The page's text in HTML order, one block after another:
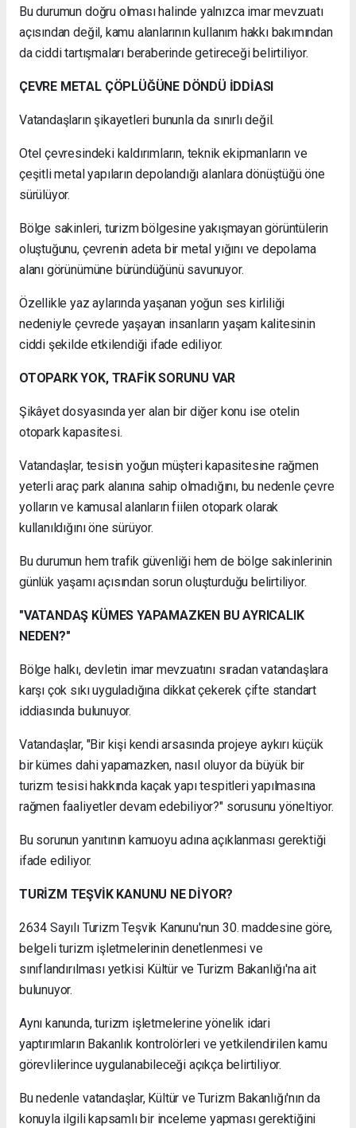
Bu durumun doğru olması halinde yalnızca imar mevzuatı
açısından değil, kamu alanlarının kullanım hakkı bakımından
da ciddi tartışmaları beraberinde getireceği belirtiliyor.
ÇEVRE METAL ÇÖPLÜĞÜNE DÖNDÜ İDDİASI
Vatandaşların şikayetleri bununla da sınırlı değil.
Otel çevresindeki kaldırımların, teknik ekipmanların ve
çeşitli metal yapıların depolandığı alanlara dönüştüğü öne
sürülüyor.
Bölge sakinleri, turizm bölgesine yakışmayan görüntülerin
oluştuğunu, çevrenin adeta bir metal yığını ve depolama
alanı görünümüne büründüğünü savunuyor.
Özellikle yaz aylarında yaşanan yoğun ses kirliliği
nedeniyle çevrede yaşayan insanların yaşam kalitesinin
ciddi şekilde etkilendiği ifade ediliyor.
OTOPARK YOK, TRAFİK SORUNU VAR
Şikâyet dosyasında yer alan bir diğer konu ise otelin
otopark kapasitesi.
Vatandaşlar, tesisin yoğun müşteri kapasitesine rağmen
yeterli araç park alanına sahip olmadığını, bu nedenle çevre
yolların ve kamusal alanların fiilen otopark olarak
kullanıldığını öne sürüyor.
Bu durumun hem trafik güvenliği hem de bölge sakinlerinin
günlük yaşamı açısından sorun oluşturduğu belirtiliyor.
"VATANDAŞ KÜMES YAPAMAZKEN BU AYRICALIK
NEDEN?"
Bölge halkı, devletin imar mevzuatını sıradan vatandaşlara
karşı çok sıkı uyguladığına dikkat çekerek çifte standart
iddiasında bulunuyor.
Vatandaşlar, "Bir kişi kendi arsasında projeye aykırı küçük
bir kümes dahi yapamazken, nasıl oluyor da büyük bir
turizm tesisi hakkında kaçak yapı tespitleri yapılmasına
rağmen faaliyetler devam edebiliyor?" sorusunu yöneltiyor.
Bu sorunun yanıtının kamuoyu adına açıklanması gerektiği
ifade ediliyor.
TURİZM TEŞVİK KANUNU NE DİYOR?
2634 Sayılı Turizm Teşvik Kanunu'nun 30. maddesine göre,
belgeli turizm işletmelerinin denetlenmesi ve
sınıflandırılması yetkisi Kültür ve Turizm Bakanlığı'na ait
bulunuyor.
Aynı kanunda, turizm işletmelerine yönelik idari
yaptırımların Bakanlık kontrolörleri ve yetkilendirilen kamu
görevlilerince uygulanabileceği açıkça belirtiliyor.
Bu nedenle vatandaşlar, Kültür ve Turizm Bakanlığı'nın da
konuyla ilgili kapsamlı bir inceleme yapması gerektiğini